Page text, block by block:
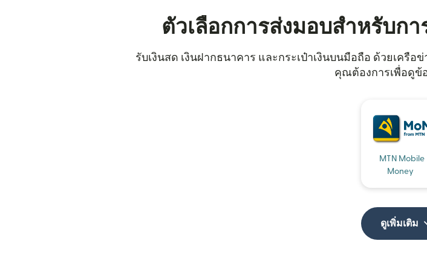
ตัวเลือกการส่งมอบสำหรับกา
รับเงินสด เงินฝากธนาคาร และกระเป๋าเงินบนมือถือ ด้วยเครือ
คุณต้องการเพื่อดูข้
MTN Mobile
Money
ดูเพิ่มเติม